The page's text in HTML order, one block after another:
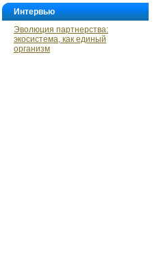
Интервью
Эволюция партнерства:
экосистема, как единый
организм